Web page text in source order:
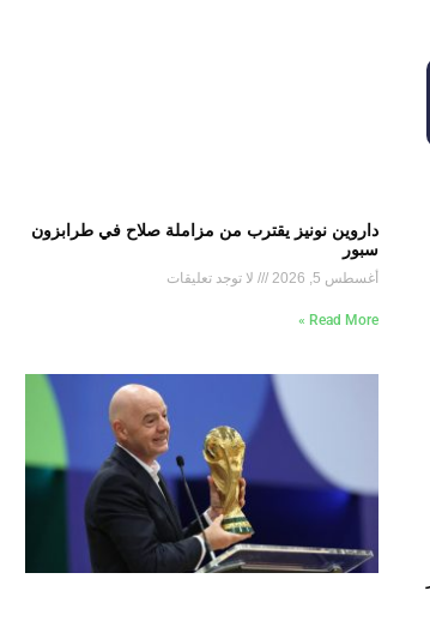
داروين نونيز يقترب من مزاملة صلاح في طرابزون
سبور
أغسطس 5, 2026 لا توجد تعليقات
Read More »